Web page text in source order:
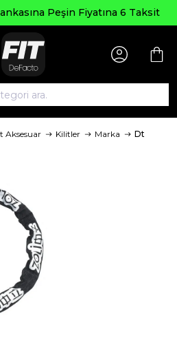
Peşin Fiyatına 6 Taksit
Aksesuar Kilitler Marka Dt